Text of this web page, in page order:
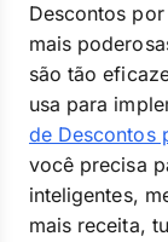
Descontos
mais
são tão
usa para
de Descontos
você precisa
inteligentes,
mais receita,